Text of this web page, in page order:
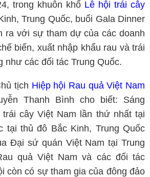
trong khuôn khổ Lễ hội trái cây
Trung Quốc, buổi Gala Dinner
ra với sự tham dự của các doanh
biến, xuất nhập khẩu rau và trái
như các đối tác Trung Quốc.
tịch Hiệp hội Rau quả Việt Nam
Thanh Bình cho biết: Sáng
trái cây Việt Nam lần thứ nhất tại
tại thủ đô Bắc Kinh, Trung Quốc
Đại sứ quán Việt Nam tại Trung
quả Việt Nam và các đối tác
còn có sự tham gia của đông đảo